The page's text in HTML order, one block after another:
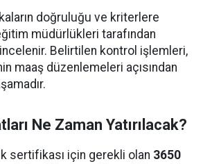
doğruluğu ve kriterlere
müdürlükleri tarafından
Belirtilen kontrol işlemleri,
maaş düzenlemeleri açısından
Ne Zaman Yatırılacak?
sertifikası için gerekli olan 3650